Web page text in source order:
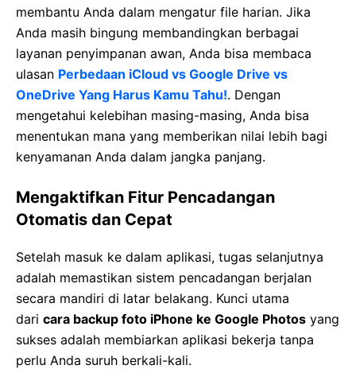
membantu Anda dalam mengatur file harian. Jika
Anda masih bingung membandingkan berbagai
layanan penyimpanan awan, Anda bisa membaca
ulasan Perbedaan iCloud vs Google Drive vs
OneDrive Yang Harus Kamu Tahu!. Dengan
mengetahui kelebihan masing-masing, Anda bisa
menentukan mana yang memberikan nilai lebih bagi
kenyamanan Anda dalam jangka panjang.
Mengaktifkan Fitur Pencadangan
Otomatis dan Cepat
Setelah masuk ke dalam aplikasi, tugas selanjutnya
adalah memastikan sistem pencadangan berjalan
secara mandiri di latar belakang. Kunci utama
dari cara backup foto iPhone ke Google Photos yang
sukses adalah membiarkan aplikasi bekerja tanpa
perlu Anda suruh berkali-kali.